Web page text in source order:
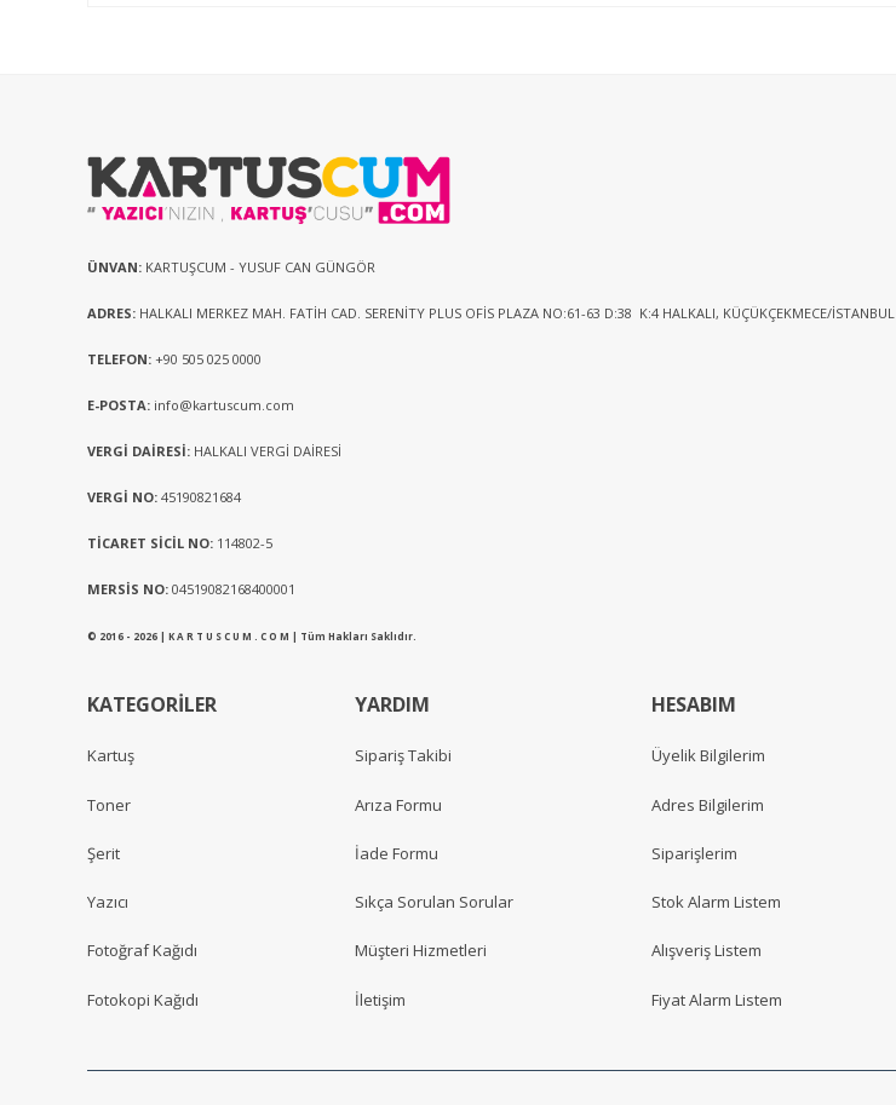
ÜNVAN: KARTUŞCUM - YUSUF CAN GÜNGÖR
ADRES: HALKALI MERKEZ MAH. FATİH CAD. SERENİTY PLUS OFİS PLAZA NO:61-63 D:38 K:4 HALKALI, KÜÇÜKÇEKMECE/İSTANBUL
TELEFON: +90 505 025 0000
E-POSTA: info@kartuscum.com
VERGİ DAİRESİ: HALKALI VERGİ DAİRESİ
VERGİ NO: 45190821684
TİCARET SİCİL NO: 114802-5
MERSİS NO: 04519082168400001
© 2016 - 2026 | K A R T U S C U M . C O M | Tüm Hakları Saklıdır.
KATEGORİLER
Kartuş
Toner
Şerit
Yazıcı
Fotoğraf Kağıdı
Fotokopi Kağıdı
YARDIM
Sipariş Takibi
Arıza Formu
İade Formu
Sıkça Sorulan Sorular
Müşteri Hizmetleri
İletişim
HESABIM
Üyelik Bilgilerim
Adres Bilgilerim
Siparişlerim
Stok Alarm Listem
Alışveriş Listem
Fiyat Alarm Listem